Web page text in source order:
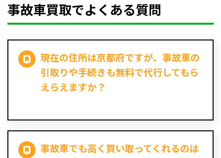
事故車買取でよくある質問
現在の住所は京都府ですが、事故車の
引取りや手続きも無料で代行してもら
えらえますか？
事故車でも高く買い取ってくれるのは